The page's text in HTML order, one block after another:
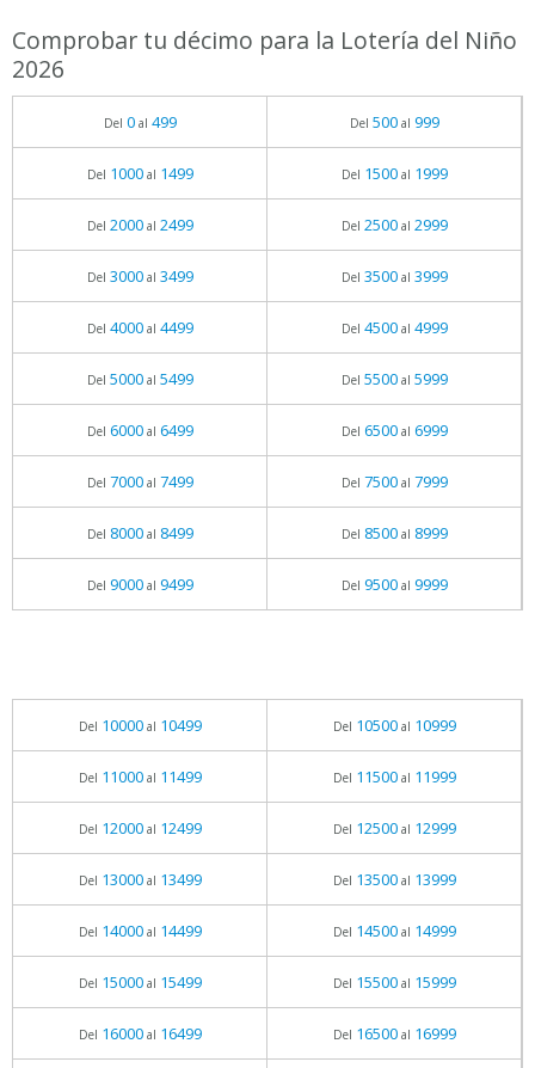
Comprobar tu décimo para la Lotería del Niño
2026
Del 0al 499 Del 500al 999
Del 1000al 1499 Del 1500al 1999
Del 2000al 2499 Del 2500al 2999
Del 3000al 3499 Del 3500al 3999
Del 4000al 4499 Del 4500al 4999
Del 5000al 5499 Del 5500al 5999
Del 6000al 6499 Del 6500al 6999
Del 7000al 7499 Del 7500al 7999
Del 8000al 8499 Del 8500al 8999
Del 9000al 9499 Del 9500al 9999
Del 10000al 10499 Del 10500al 10999
Del 11000al 11499 Del 11500al 11999
Del 12000al 12499 Del 12500al 12999
Del 13000al 13499 Del 13500al 13999
Del 14000al 14499 Del 14500al 14999
Del 15000al 15499 Del 15500al 15999
Del 16000al 16499 Del 16500al 16999